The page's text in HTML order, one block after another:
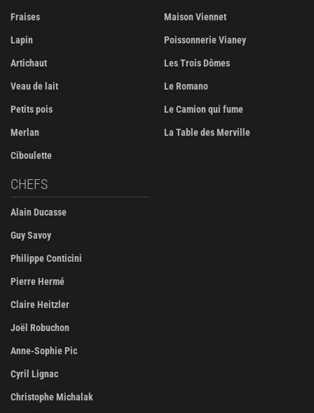
Fraises
Lapin
Artichaut
Veau de lait
Petits pois
Merlan
Ciboulette
Maison Viennet
Poissonnerie Vianey
Les Trois Dômes
Le Romano
Le Camion qui fume
La Table des Merville
CHEFS
Alain Ducasse
Guy Savoy
Philippe Conticini
Pierre Hermé
Claire Heitzler
Joël Robuchon
Anne-Sophie Pic
Cyril Lignac
Christophe Michalak